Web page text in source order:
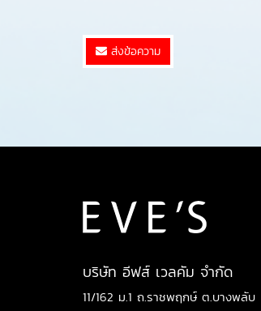
ส่งข้อความ
บริษัท อีฟส์ เวลคัม จำกัด
11/162 ม.1 ถ.ราชพฤกษ์ ต.บางพลับ